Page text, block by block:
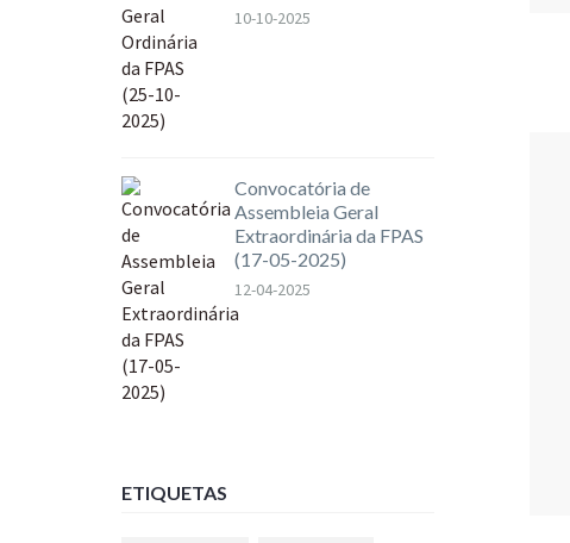
10-10-2025
Convocatória de
Assembleia Geral
Extraordinária da FPAS
(17-05-2025)
12-04-2025
ETIQUETAS